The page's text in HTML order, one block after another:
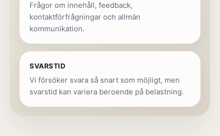
Frågor om innehåll, feedback,
kontaktförfrågningar och allmän
kommunikation.
SVARSTID
Vi försöker svara så snart som möjligt, men
svarstid kan variera beroende på belastning.